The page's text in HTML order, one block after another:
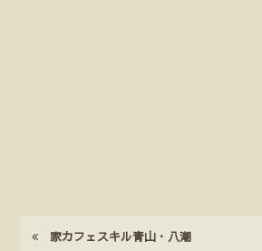
家カフェスキル青山・八潮